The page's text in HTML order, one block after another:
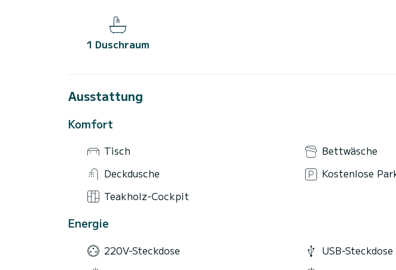
1 Duschraum
Ausstattung
Komfort
Tisch
Bettwäsche
Deckdusche
Kostenlose
Teakholz-Cockpit
Energie
220V-Steckdose
USB-Steckdose